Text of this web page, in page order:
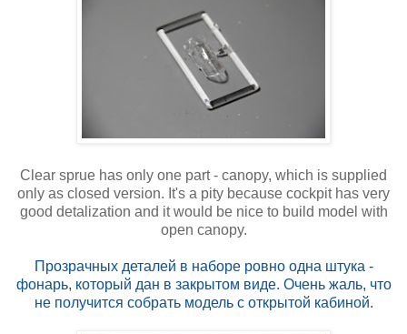
Clear sprue has only one part - canopy, which is supplied
only as closed version. It's a pity because cockpit has very
good detalization and it would be nice to build model with
open canopy.
Прозрачных деталей в наборе ровно одна штука -
фонарь, который дан в закрытом виде. Очень жаль, что
не получится собрать модель с открытой кабиной.